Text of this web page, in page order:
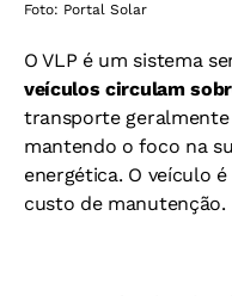
Foto: Portal Solar
O VLP é um sistema
veículos circulam
transporte
mantendo o foco na
energética. O veículo
custo de manutenção.